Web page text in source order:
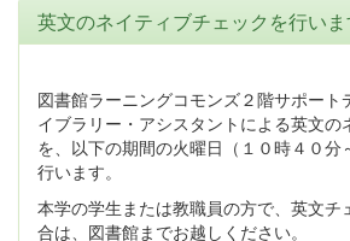
英文のネイティブチェックを行い
図書館ラーニングコモンズ２階サポート
イブラリー・アシスタントによる英文の
を、以下の期間の火曜日（１０時４０分
行います。
本学の学生または教職員の方で、英文チ
合は、図書館までお越しください。